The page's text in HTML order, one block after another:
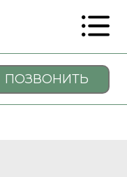
ПОЗВОНИТЬ